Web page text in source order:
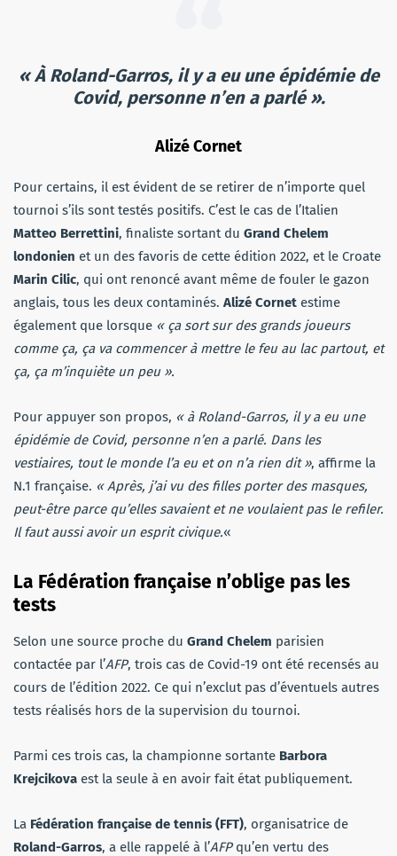
« À Roland-Garros, il y a eu une épidémie de
Covid, personne n’en a parlé ».
Alizé Cornet
Pour certains, il est évident de se retirer de n’importe quel
tournoi s’ils sont testés positifs. C’est le cas de l’Italien
Matteo Berrettini, finaliste sortant du Grand Chelem
londonien et un des favoris de cette édition 2022, et le Croate
Marin Cilic, qui ont renoncé avant même de fouler le gazon
anglais, tous les deux contaminés. Alizé Cornet estime
également que lorsque « ça sort sur des grands joueurs
comme ça, ça va commencer à mettre le feu au lac partout, et
ça, ça m’inquiète un peu ».
Pour appuyer son propos, « à Roland-Garros, il y a eu une
épidémie de Covid, personne n’en a parlé. Dans les
vestiaires, tout le monde l’a eu et on n’a rien dit », affirme la
N.1 française. « Après, j’ai vu des filles porter des masques,
peut-être parce qu’elles savaient et ne voulaient pas le refiler.
Il faut aussi avoir un esprit civique.«
La Fédération française n’oblige pas les
tests
Selon une source proche du Grand Chelem parisien
contactée par l’AFP, trois cas de Covid-19 ont été recensés au
cours de l’édition 2022. Ce qui n’exclut pas d’éventuels autres
tests réalisés hors de la supervision du tournoi.
Parmi ces trois cas, la championne sortante Barbora
Krejcikova est la seule à en avoir fait état publiquement.
La Fédération française de tennis (FFT), organisatrice de
Roland-Garros, a elle rappelé à l’AFPqu’en vertu des